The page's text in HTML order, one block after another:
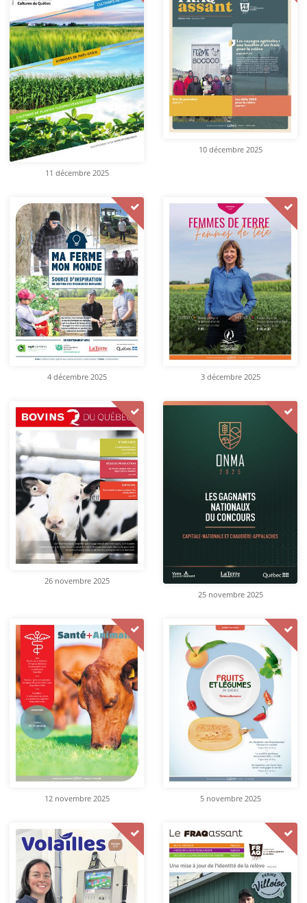
11 décembre 2025
10 décembre 2025
4 décembre 2025 3 décembre 2025
26 novembre 2025
25 novembre 2025
12 novembre 2025 5 novembre 2025